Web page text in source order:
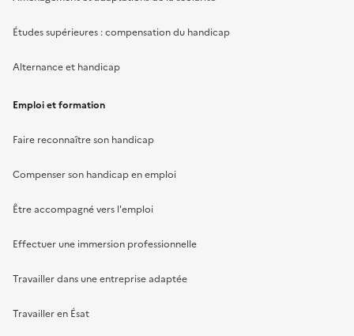
Études supérieures : compensation du handicap
Alternance et handicap
Emploi et formation
Faire reconnaître son handicap
Compenser son handicap en emploi
Être accompagné vers l'emploi
Effectuer une immersion professionnelle
Travailler dans une entreprise adaptée
Travailler en Ésat